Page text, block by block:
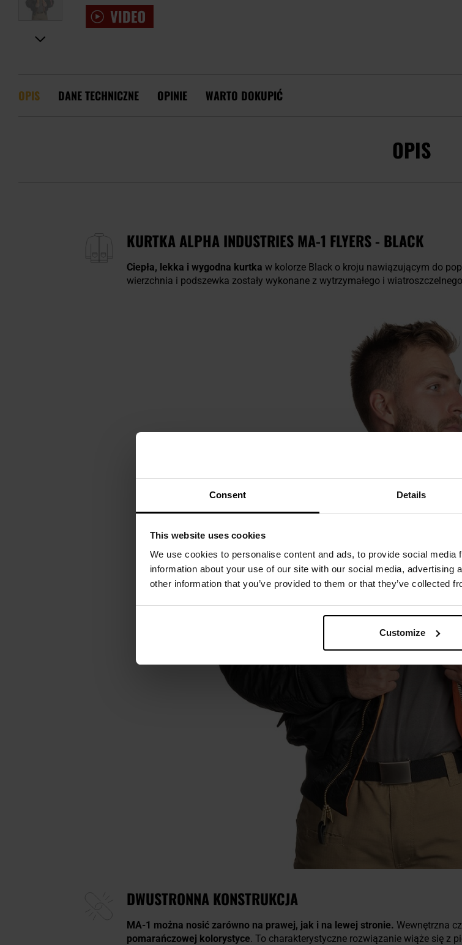
Consent Details
This website uses cookies
We use cookies to personalise content and ads, to provide social
information about your use of our site with our social media, advertising
other information that you’ve provided to them or that they’ve collected
Customize
OPIS DANE TECHNICZNE OPINIE WARTO DOKUPIĆ
OPIS
KURTKA ALPHA INDUSTRIES MA-1 FLYERS - BLACK
Ciepła, lekka i wygodna kurtka w kolorze Black o kroju nawiązującym do
wierzchnia i podszewka zostały wykonane z wytrzymałego i wiatroszczelnego
DWUSTRONNA KONSTRUKCJA
MA-1 można nosić zarówno na prawej, jak i na lewej stronie. Wewnętrzna
pomarańczowej kolorystyce. To charakterystyczne rozwiązanie wiąże się z